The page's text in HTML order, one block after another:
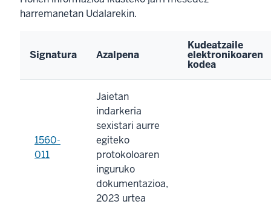
harremanetan Udalarekin.
Signatura Azalpena
Kudeatzaile
elektronikoaren
kodea
1560-
011
Jaietan
indarkeria
sexistari aurre
egiteko
protokoloaren
inguruko
dokumentazioa,
2023 urtea